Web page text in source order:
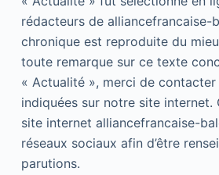
rédacteurs de alliancefrancaise-
chronique est reproduite du
toute remarque sur ce texte
« Actualité », merci de
indiquées sur notre site internet.
site internet alliancefrancaise-
réseaux sociaux afin d’être
parutions.